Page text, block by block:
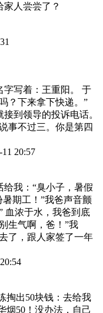
人尝尝了？
字写着：王重阳。 于
？下来拿下快递。”
到领导的投诉电话。
事不过三。你是第四
11 20:57
我：“臭小子，暑假
期工！”我爸声音颤
血浓于水，我爸到底
生气啊，爸！”我
了，跟人家签了一年
掏出50块钱：去给我
烟50！没办法，自己